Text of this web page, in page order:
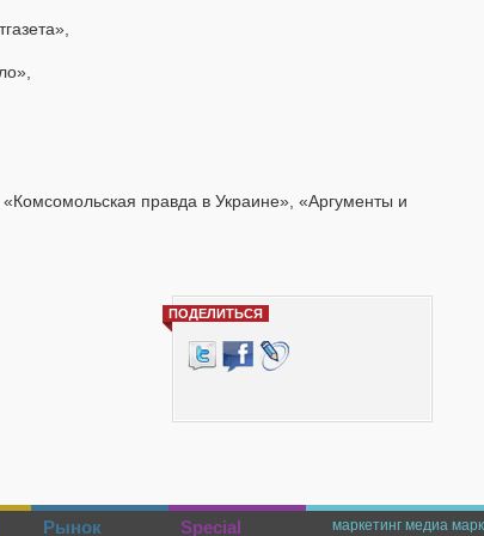
правда в Украине», «Аргументы и
ПОДЕЛИТЬСЯ
Рынок Special маркетинг медиа